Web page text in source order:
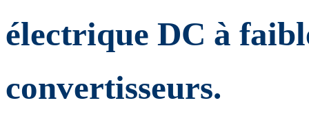
électrique DC à
convertisseurs.